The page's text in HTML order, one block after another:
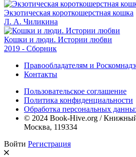
Экзотическая короткошерстная кошка
Л. А. Чиликина
Кошки и люди. Истории любви
2019 - Сборник
Правообладателям и
Контакты
Пользовательское соглашение
Политика конфиденциальности
Обработка персональных
© 2024 Book-Hive.org /
Москва, 119334
Войти Регистрация